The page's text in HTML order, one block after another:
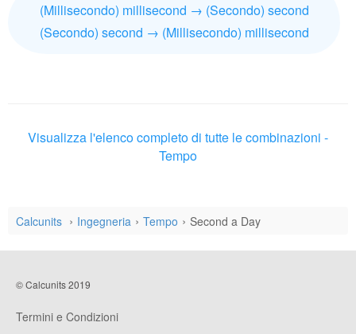
(Millisecondo) millisecond → (Secondo) second
(Secondo) second → (Millisecondo) millisecond
Visualizza l'elenco completo di tutte le combinazioni -
Tempo
Calcunits Ingegneria Tempo Second a Day
© Calcunits 2019
Termini e Condizioni